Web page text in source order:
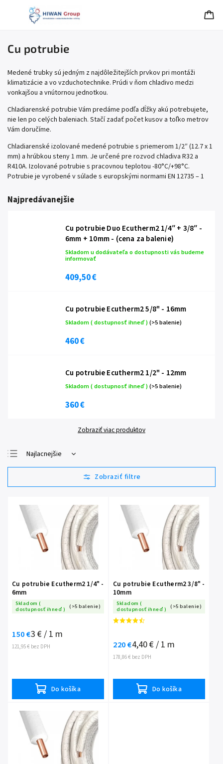
Cu potrubie
Medené trubky sú jedným z najdôležitejších prvkov pri montáži
klimatizácie a vo vzduchotechnike. Prúdi v ňom chladivo medzi
vonkajšou a vnútornou jednotkou.
Chladiarenské potrubie Vám predáme podľa dĺžky akú potrebujete,
nie len po celých baleniach. Stačí zadať počet kusov a toľko metrov
Vám doručíme.
Chladiarenské izolované medené potrubie s priemerom 1/2″ (12.7 x 1
mm) a hrúbkou steny 1 mm. Je určené pre rozvod chladiva R32 a
R410A. Izolované potrubie s pracovnou teplotou -80°C/+98°C.
Potrubie je vyrobené v súlade s europskými normami EN 12735 – 1
Najpredávanejšie
Cu potrubie Duo Ecutherm2 1/4″ + 3/8″ -
6mm + 10mm - (cena za balenie)
Skladom u dodávateľa o dostupnosti vás budeme
informovať
409,50 €
Cu potrubie Ecutherm2 5/8" - 16mm
Skladom ( dostupnosť ihneď )(>5 balenie)
460 €
Cu potrubie Ecutherm2 1/2" - 12mm
Skladom ( dostupnosť ihneď )(>5 balenie)
360 €
Zobraziť viac produktov
Najlacnejšie
Najdrahšie
Najpredávanejšie
Cu potrubie Ecutherm2 1/4" -
6mm
Skladom (
dostupnosť ihneď )
(>5 balenie)
121,95 € bez DPH
150 €3 € / 1 m
Do košíka
Cu potrubie Ecutherm2 3/8" -
10mm
Skladom (
dostupnosť ihneď )
(>5 balenie)
178,86 € bez DPH
220 €4,40 € / 1 m
Do košíka